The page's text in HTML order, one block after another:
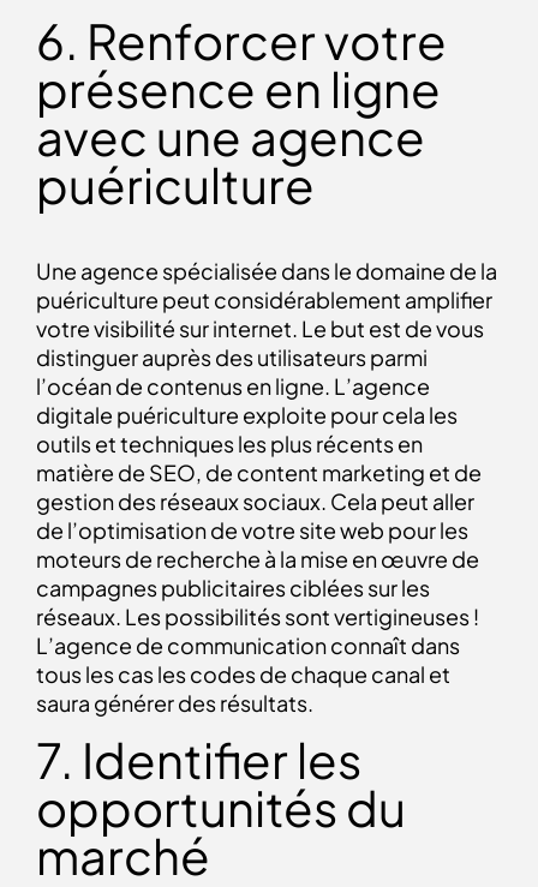
6. Renforcer votre
présence en ligne
avec une agence
puériculture
Une agence spécialisée dans le domaine de la
puériculture peut considérablement amplifier
votre visibilité sur internet. Le but est de vous
distinguer auprès des utilisateurs parmi
l’océan de contenus en ligne. L’agence
digitale puériculture exploite pour cela les
outils et techniques les plus récents en
matière de SEO, de content marketing et de
gestion des réseaux sociaux. Cela peut aller
de l’optimisation de votre site web pour les
moteurs de recherche à la mise en œuvre de
campagnes publicitaires ciblées sur les
réseaux. Les possibilités sont vertigineuses !
L’agence de communication connaît dans
tous les cas les codes de chaque canal et
saura générer des résultats.
7. Identifier les
opportunités du
marché